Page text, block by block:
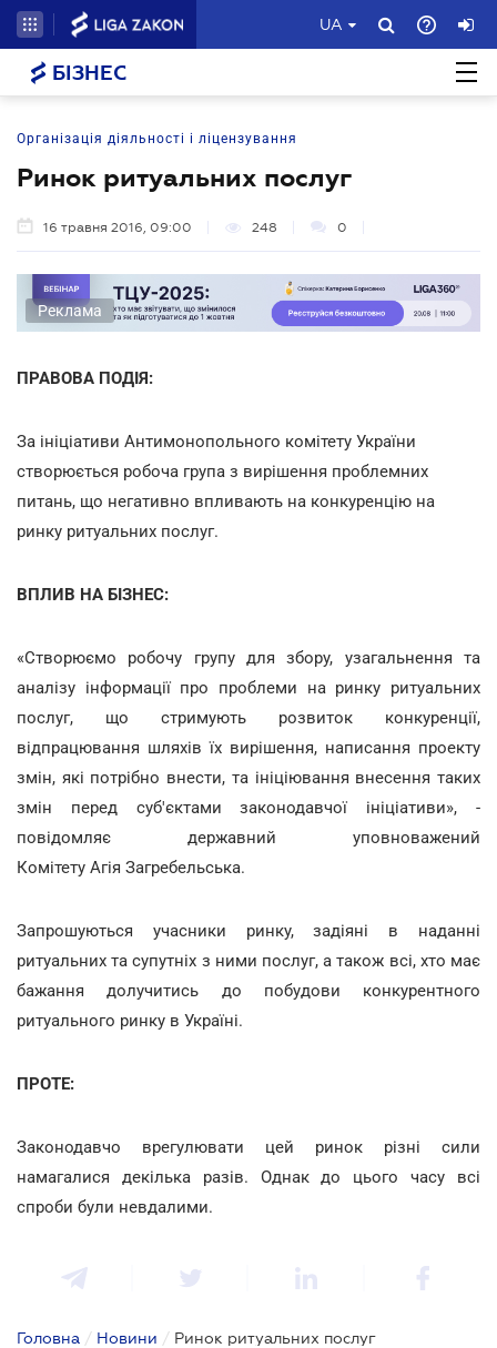
UA
БІЗНЕС
Організація діяльності і ліцензування
Ринок ритуальних послуг
16 травня 2016, 09:00 248 0
Реклама
ПРАВОВА ПОДІЯ:
За ініціативи Антимонопольного комітету України
створюється робоча група з вирішення проблемних
питань, що негативно впливають на конкуренцію на
ринку ритуальних послуг.
ВПЛИВ НА БІЗНЕС:
«Створюємо робочу групу для збору, узагальнення та
аналізу інформації про проблеми на ринку ритуальних
послуг, що стримують розвиток конкуренції,
відпрацювання шляхів їх вирішення, написання проекту
змін, які потрібно внести, та ініціювання внесення таких
змін перед суб'єктами законодавчої ініціативи», -
повідомляє державний уповноважений
Комітету Агія Загребельська.
Запрошуються учасники ринку, задіяні в наданні
ритуальних та супутніх з ними послуг, а також всі, хто має
бажання долучитись до побудови конкурентного
ритуального ринку в Україні.
ПРОТЕ:
Законодавчо врегулювати цей ринок різні сили
намагалися декілька разів. Однак до цього часу всі
спроби були невдалими.
Головна / Новини / Ринок ритуальних послуг